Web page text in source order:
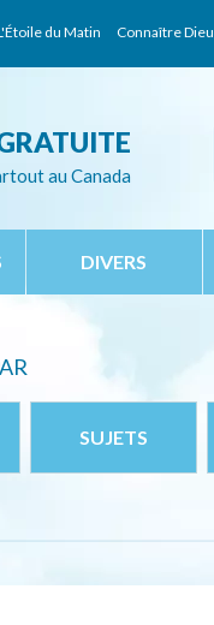
du Matin Connaître Dieu
au Canada
DIVERS
SUJETS